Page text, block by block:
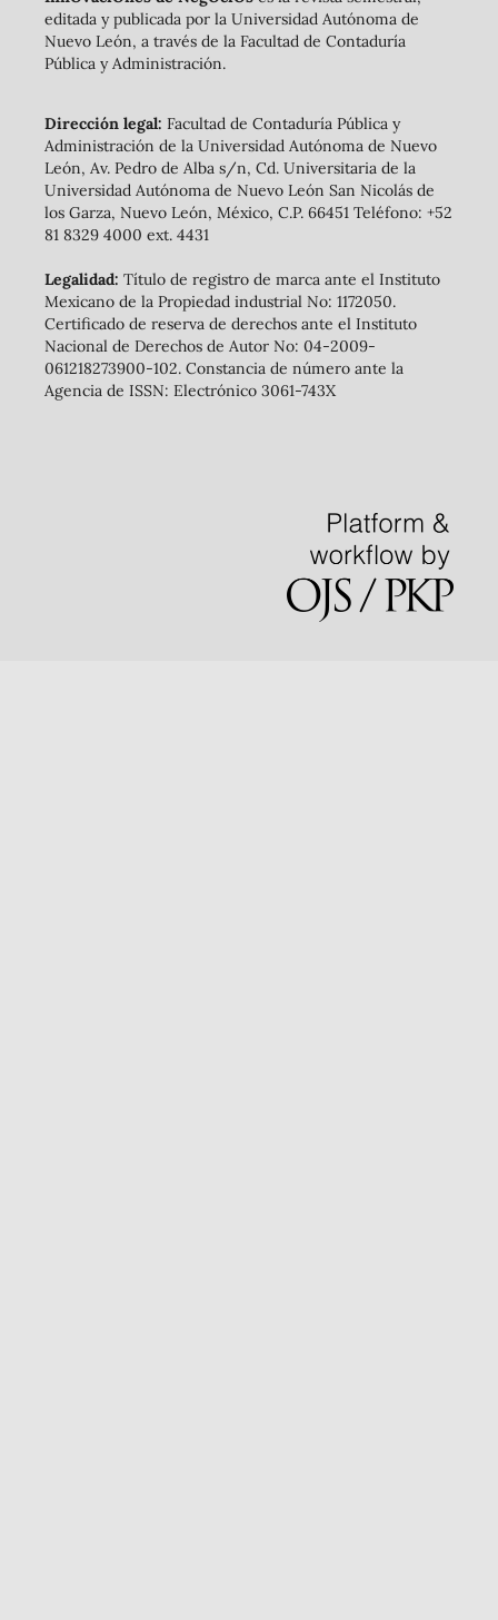
editada y publicada por la Universidad Autónoma de
Nuevo León, a través de la Facultad de Contaduría
Pública y Administración.
Dirección legal: Facultad de Contaduría Pública y
Administración de la Universidad Autónoma de Nuevo
León, Av. Pedro de Alba s/n, Cd. Universitaria de la
Universidad Autónoma de Nuevo León San Nicolás de
los Garza, Nuevo León, México, C.P. 66451 Teléfono: +52
81 8329 4000 ext. 4431
Legalidad: Título de registro de marca ante el Instituto
Mexicano de la Propiedad industrial No: 1172050.
Certificado de reserva de derechos ante el Instituto
Nacional de Derechos de Autor No: 04-2009-
061218273900-102. Constancia de número ante la
Agencia de ISSN: Electrónico 3061-743X